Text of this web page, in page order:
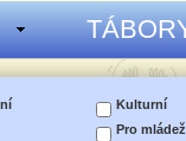
Kulturní
Pro mládež